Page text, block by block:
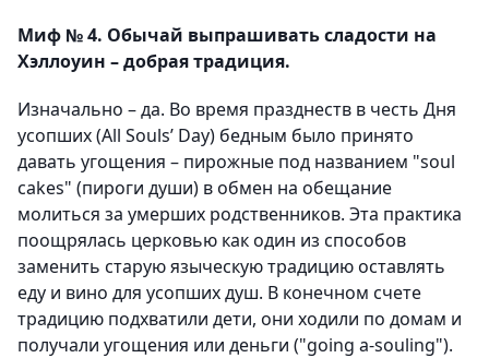
Миф № 4. Обычай выпрашивать сладости на
Хэллоуин – добрая традиция.
Изначально – да. Во время празднеств в честь Дня
усопших (All Souls’ Day) бедным было принято
давать угощения – пирожные под названием "soul
cakes" (пироги души) в обмен на обещание
молиться за умерших родственников. Эта практика
поощрялась церковью как один из способов
заменить старую языческую традицию оставлять
еду и вино для усопших душ. В конечном счете
традицию подхватили дети, они ходили по домам и
получали угощения или деньги ("going a-souling").